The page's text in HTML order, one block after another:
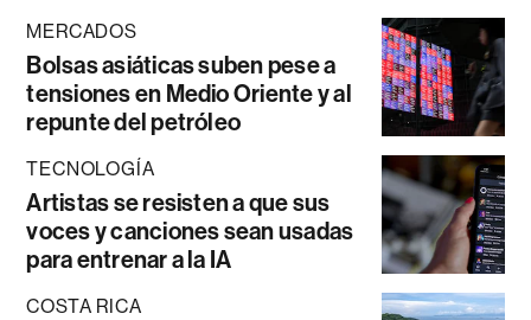
MERCADOS
Bolsas asiáticas suben pese a
tensiones en Medio Oriente y al
repunte del petróleo
TECNOLOGÍA
Artistas se resisten a que sus
voces y canciones sean usadas
para entrenar a la IA
COSTA RICA